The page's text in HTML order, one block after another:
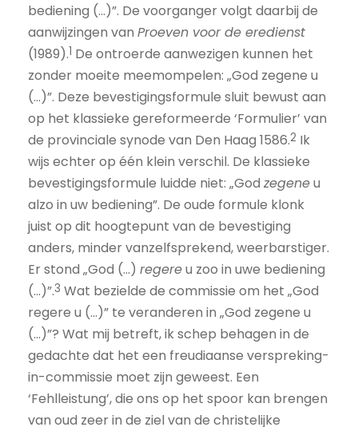
bediening (…)”. De voorganger volgt daarbij de
aanwijzingen van Proeven voor de eredienst
(1989).1 De ontroerde aanwezigen kunnen het
zonder moeite meemompelen: „God zegene u
(…)”. Deze bevestigingsformule sluit bewust aan
op het klassieke gereformeerde ‘Formulier’ van
de provinciale synode van Den Haag 1586.2 Ik
wijs echter op één klein verschil. De klassieke
bevestigingsformule luidde niet: „God zegeneu
alzo in uw bediening”. De oude formule klonk
juist op dit hoogtepunt van de bevestiging
anders, minder vanzelfsprekend, weerbarstiger.
Er stond „God (…) regereu zoo in uwe bediening
(…)”.3 Wat bezielde de commissie om het „God
regere u (…)” te veranderen in „God zegene u
(…)”? Wat mij betreft, ik schep behagen in de
gedachte dat het een freudiaanse verspreking-
in-commissie moet zijn geweest. Een
‘Fehlleistung’, die ons op het spoor kan brengen
van oud zeer in de ziel van de christelijke